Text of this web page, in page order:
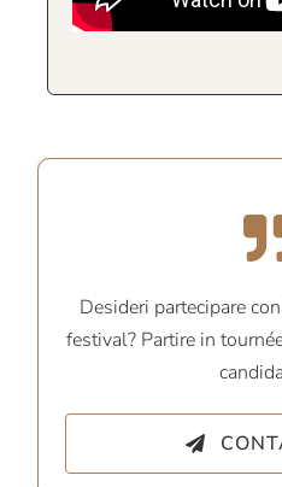
Desideri partecipare
festival? Partire in